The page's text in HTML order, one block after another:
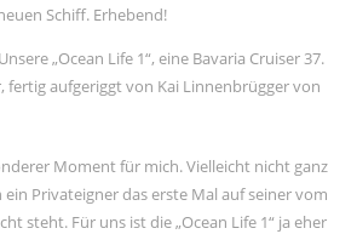
Schiff. Erhebend!
„Ocean Life 1“, eine Bavaria Cruiser 37.
fertig aufgeriggt von Kai Linnenbrügger von
Moment für mich. Vielleicht nicht ganz
Privateigner das erste Mal auf seiner vom
steht. Für uns ist die „Ocean Life 1“ ja eher